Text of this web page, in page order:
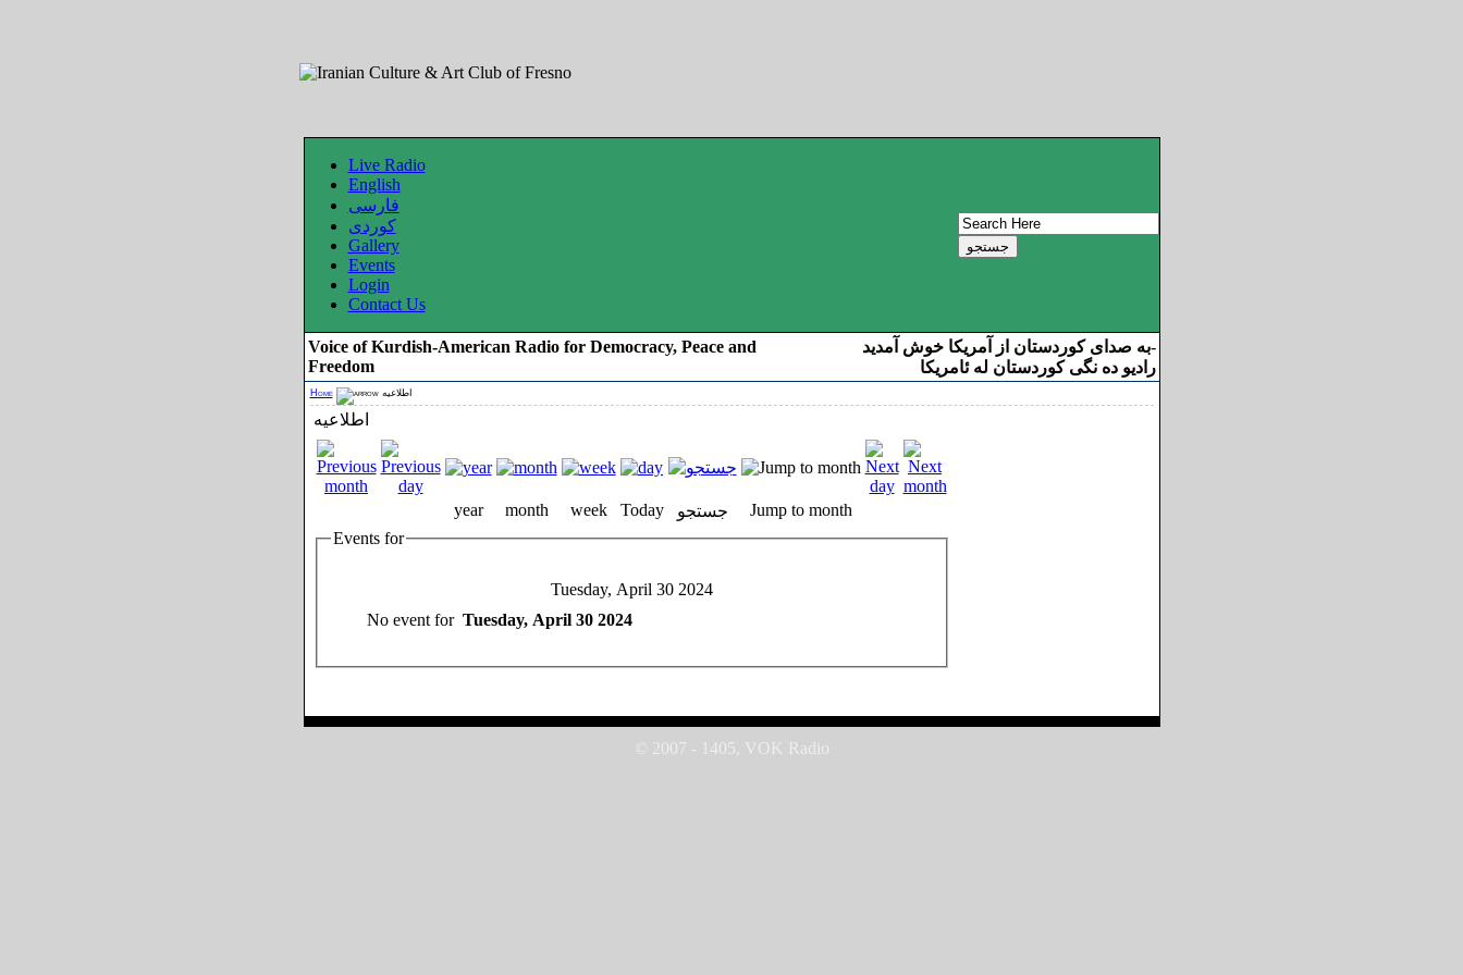
Live Radio
English
فارسی
کوردی
Gallery
Events
Login
Contact Us
به صدای کوردستان از آمریکا خوش آمدید-
رادیو ده نگی کوردستان له ئامریکا
Voice of Kurdish-American Radio for Democracy, Peace and
Freedom
Home اطلاعیه
اطلاعیه
year month week Today جستجو
Jump to month
Events for
Tuesday, April 30 2024
No event for Tuesday, April 30 2024
© 2007 - 1405, VOK Radio